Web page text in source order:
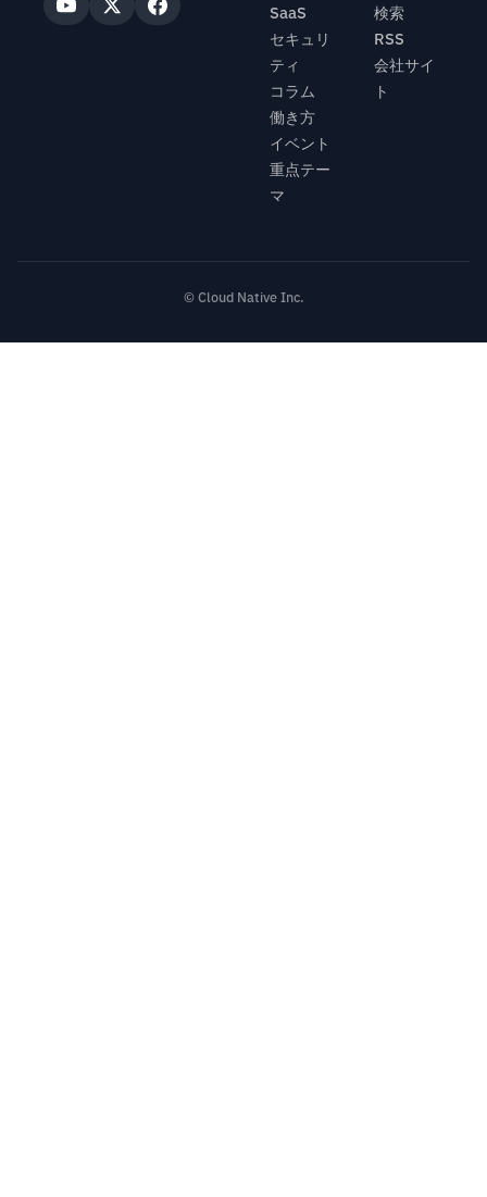
SaaS
セキュリ
ティ
コラム
働き方
イベント
重点テー
マ
検索
RSS
会社サイ
ト
© Cloud Native Inc.